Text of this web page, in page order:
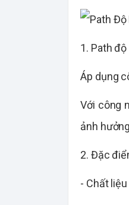
1. Path
Áp dụng
Với công
ảnh
2. Đặc
- Chất